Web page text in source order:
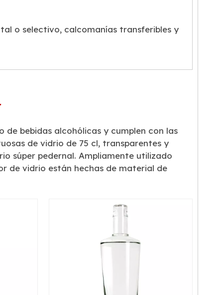
o selectivo, calcomanías transferibles y
de bebidas alcohólicas y cumplen con las
de vidrio de 75 cl, transparentes y
súper pedernal. Ampliamente utilizado
de vidrio están hechas de material de